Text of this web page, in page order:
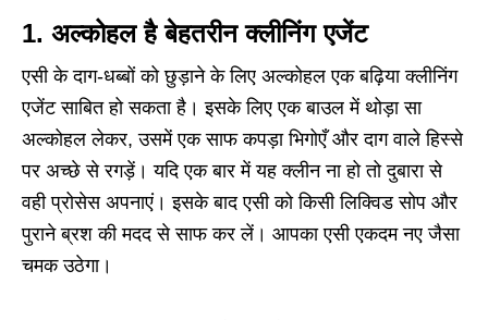
1. अल्कोहल है बेहतरीन क्लीनिंग एजेंट
एसी के दाग-धब्बों को छुड़ाने के लिए अल्कोहल एक बढ़िया क्लीनिंग
एजेंट साबित हो सकता है। इसके लिए एक बाउल में थोड़ा सा
अल्कोहल लेकर, उसमें एक साफ कपड़ा भिगोएँ और दाग वाले हिस्से
पर अच्छे से रगड़ें। यदि एक बार में यह क्लीन ना हो तो दुबारा से
वही प्रोसेस अपनाएं। इसके बाद एसी को किसी लिक्विड सोप और
पुराने ब्रश की मदद से साफ कर लें। आपका एसी एकदम नए जैसा
चमक उठेगा।